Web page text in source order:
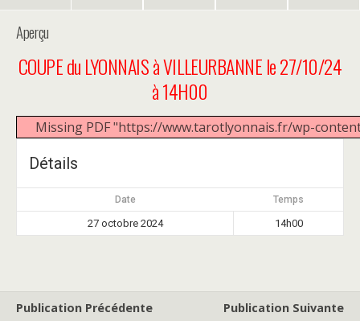
Aperçu
COUPE du LYONNAIS à VILLEURBANNE le 27/10/24
à 14H00
Missing PDF "https://www.tarotlyonnais.fr/wp-
Détails
Date Temps
27 octobre 2024 14h00
Publication Précédente
Publication Suivante